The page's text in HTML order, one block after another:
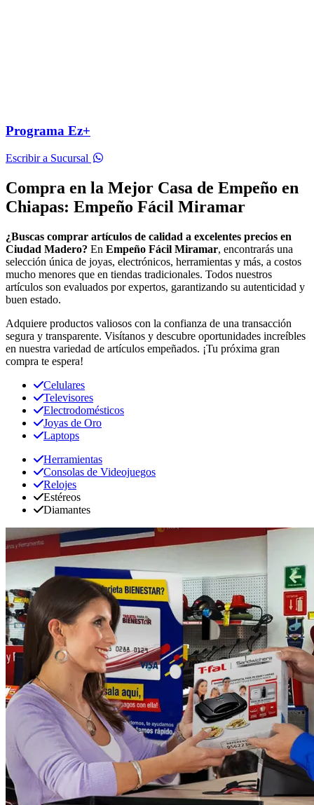
Programa Ez+
Escribir a Sucursal
Compra en la Mejor Casa de Empeño en
Chiapas: Empeño Fácil Miramar
¿Buscas comprar artículos de calidad a excelentes precios en
Ciudad Madero? En Empeño Fácil Miramar, encontrarás una
selección única de joyas, electrónicos, herramientas y más, a costos
mucho menores que en tiendas tradicionales. Todos nuestros
artículos son evaluados por expertos, garantizando su autenticidad y
buen estado.
Adquiere productos valiosos con la confianza de una transacción
segura y transparente. Visítanos y descubre oportunidades increíbles
en nuestra variedad de artículos empeñados. ¡Tu próxima gran
compra te espera!
Celulares
Televisores
Electrodomésticos
Joyas de Oro
Laptops
Herramientas
Consolas de Videojuegos
Relojes
Estéreos
Diamantes